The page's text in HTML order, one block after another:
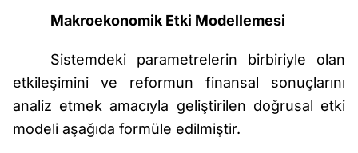
Makroekonomik Etki Modellemesi
Sistemdeki parametrelerin birbiriyle olan
etkileşimini ve reformun finansal sonuçlarını
analiz etmek amacıyla geliştirilen doğrusal etki
modeli aşağıda formüle edilmiştir.